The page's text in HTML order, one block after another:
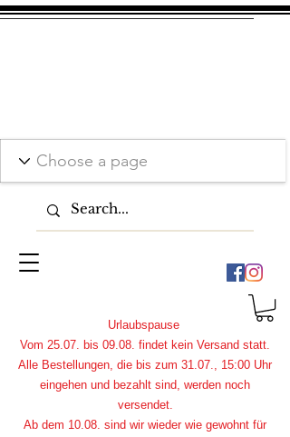
Urlaubspause
Vom 25.07. bis 09.08. findet kein Versand statt.
Alle Bestellungen, die bis zum 31.07., 15:00 Uhr
eingehen und bezahlt sind, werden noch
versendet.
Ab dem 10.08. sind wir wieder wie gewohnt für